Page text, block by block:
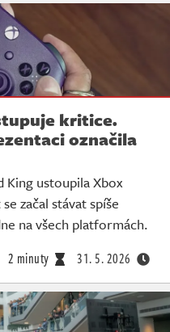
kritice.
označila
King ustoupila Xbox
začal stávat spíše
na všech platformách.
2 minuty 31. 5. 2026